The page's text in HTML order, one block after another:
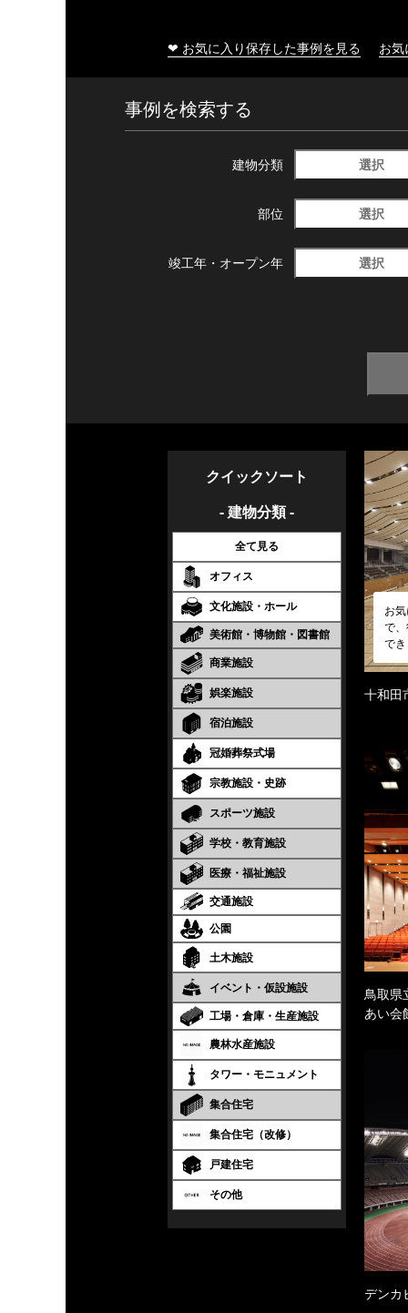
❤ お気に入り保存した事例を見る お
事例を検索する
建物分類 選択
部位 選択
竣工年・ オープン年 選択
クイックソート
- 建物分類 -
全て見る
オフィス
文化施設・ホール
美術館・博物館・図書館
商業施設
娯楽施設
宿泊施設
冠婚葬祭式場
宗教施設・史跡
スポーツ施設
学校・教育施設
医療・福祉施設
交通施設
公園
土木施設
イベント・仮設施設
工場・倉庫・生産施設
農林水産施設
タワー・モニュメント
集合住宅
集合住宅（改修）
戸建住宅
その他
お
で
で
十和田
鳥取県
あい会
デンカ